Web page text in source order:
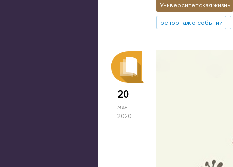
Университетская жизнь
репортаж о событии
20
мая
2020